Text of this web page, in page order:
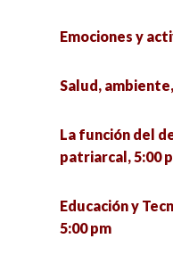
Emociones y
Salud,
La función del
patriarcal, 5:00
Educación y
5:00 pm